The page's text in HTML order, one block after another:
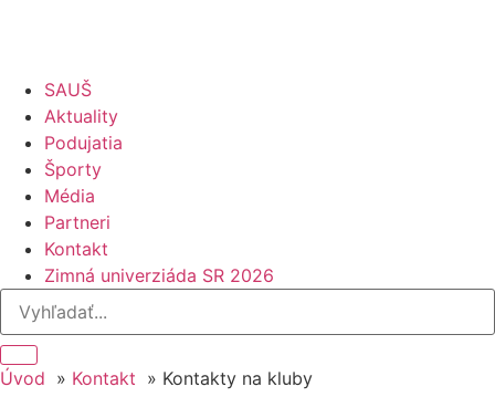
SAUŠ
Aktuality
Podujatia
Športy
Média
Partneri
Kontakt
Zimná univerziáda SR 2026
Úvod Kontakt Kontakty na kluby